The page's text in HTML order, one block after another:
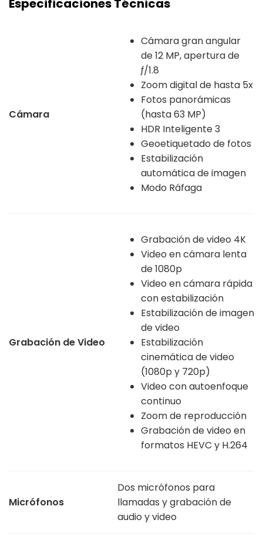
Especificaciones Técnicas
Cámara
Cámara gran angular
de 12 MP, apertura de
ƒ/1.8
Zoom digital de hasta 5x
Fotos panorámicas
(hasta 63 MP)
HDR Inteligente 3
Geoetiquetado de fotos
Estabilización
automática de imagen
Modo Ráfaga
Grabación de Video
Grabación de video 4K
Video en cámara lenta
de 1080p
Video en cámara rápida
con estabilización
Estabilización de imagen
de video
Estabilización
cinemática de video
(1080p y 720p)
Video con autoenfoque
continuo
Zoom de reproducción
Grabación de video en
formatos HEVC y H.264
Micrófonos
Dos micrófonos para
llamadas y grabación de
audio y video